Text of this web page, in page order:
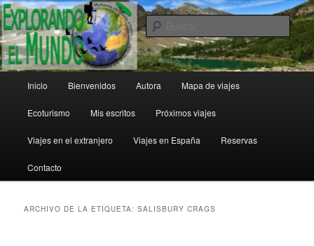
Ir
al
contenido
principal
Ir
al
contenido
secundarioExplorando el Mundo
principal
Inicio Bienvenidos Autora Mapa de viajes
Ecoturismo Mis escritos Próximos viajes
Viajes en el extranjero Viajes en España Reservas
Contacto
ARCHIVO DE LA ETIQUETA:SALISBURY CRAGS